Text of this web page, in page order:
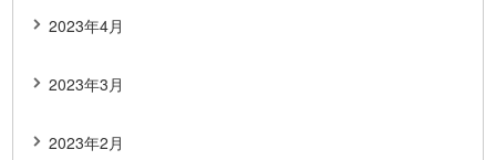
2023年4月
2023年3月
2023年2月